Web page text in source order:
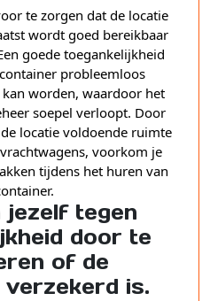
te zorgen dat de locatie
wordt goed bereikbaar
goede toegankelijkheid
probleemloos
worden, waardoor het
soepel verloopt. Door
locatie voldoende ruimte
voorkom je
tijdens het huren van
jezelf tegen
door te
of de
is.